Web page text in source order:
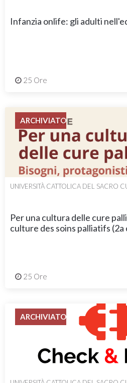
Infanzia onlife: gli adulti
25 Ore
ARCHIVIATO
UNIVERSITÀ CATTOLICA DEL SACRO
Per una cultura delle cure
culture des soins palliatifs (2a
25 Ore
ARCHIVIATO